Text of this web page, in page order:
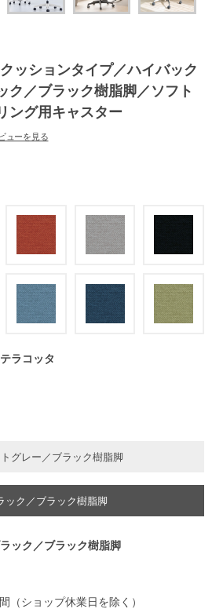
ッションタイプ／ハイバック
ク／ブラック樹脂脚／ソフト
ング用キャスター
ューを見る
（ショップ休業日を除く）
ラコッタ
グレー／ブラック樹脂脚
ック／ブラック樹脂脚
ック／ブラック樹脂脚